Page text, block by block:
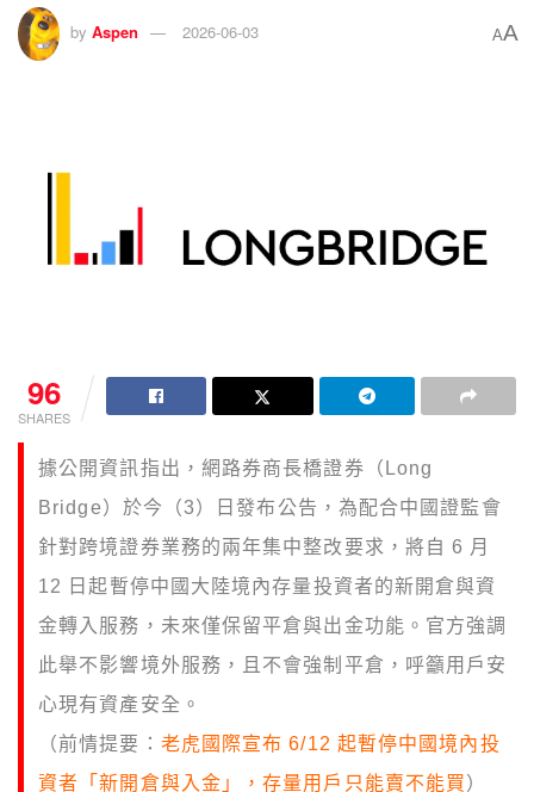
by Aspen 2026-06-03 AA
96
SHARES
據公開資訊指出，網路券商長橋證券（Long
Bridge）於今（3）日發布公告，為配合中國證監會
針對跨境證券業務的兩年集中整改要求，將自 6 月
12 日起暫停中國大陸境內存量投資者的新開倉與資
金轉入服務，未來僅保留平倉與出金功能。官方強調
此舉不影響境外服務，且不會強制平倉，呼籲用戶安
心現有資產安全。
（前情提要： 老虎國際宣布 6/12 起暫停中國境內投
資者「新開倉與入金」，存量用戶只能賣不能買）